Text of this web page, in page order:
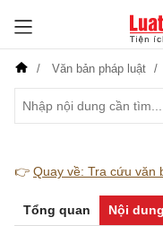
Văn bản pháp luật
👉 Quay về: Tra cứu văn
Tổng quan Nội dung